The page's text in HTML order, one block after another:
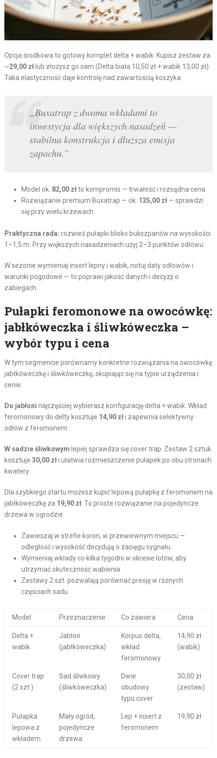
Opcja środkowa to gotowy komplet delta + wabik. Kupisz zestaw za
~29,00 złlub złożysz go sam (Delta biała 10,50 zł + wabik 13,00 zł).
Taka elastyczność daje kontrolę nad zawartością koszyka.
„Buxatrap z dwoma wkładami to
inwestycja dla większych nasadzeń —
stabilna konstrukcja i dłuższa emisja
zapachu.”
Model ok. 82,00 złto kompromis — trwałość i rozsądna cena.
Rozwiązanie premium Buxatrap — ok. 135,00 zł— sprawdzi
się przy wielu krzewach.
Praktyczna rada: rozwieś pułapki blisko bukszpanów na wysokości
1–1,5 m. Przy większych nasadzeniach użyj 2–3 punktów odłowu.
W sezonie wymieniaj insert lepny i wabik, notuj daty odłowów i
warunki pogodowe — to poprawi jakość danych i decyzji o
zabiegach.
Pułapki feromonowe na owocówkę:
jabłkóweczka i śliwkóweczka –
wybór typu i cena
W tym segmencie porównamy konkretne rozwiązania na owocówkę
jabłkóweczkę i śliwkóweczkę, skupiając się na typie urządzenia i
cenie.
Do jabłoni najczęściej wybierasz konfigurację delta + wabik. Wkład
feromonowy do delty kosztuje 14,90 złi zapewnia selektywny
odłów z feromonem.
W sadzie śliwkowym lepiej sprawdza się cover trap. Zestaw 2 sztuk
kosztuje 30,00 złi ułatwia rozmieszczenie pułapek po obu stronach
kwatery.
Dla szybkiego startu możesz kupić lepową pułapkę z feromonem na
jabłkóweczkę za 19,90 zł. To proste rozwiązanie na pojedyncze
drzewa w ogrodzie.
Zawieszaj w strefie koron, w przewiewnym miejscu —
odległość i wysokość decydują o zasięgu sygnału.
Wymieniaj wkłady co kilka tygodni w okresie lotów, aby
utrzymać skuteczność wabienia.
Zestawy 2 szt. pozwalają porównać presję w różnych
częściach sadu.
Model Przeznaczenie Co zawiera Cena
Delta +
wabik
Jabłoń
(jabłkóweczka)
Korpus delta,
wkład
feromonowy
14,90 zł
(wabik)
Cover trap
(2 szt.)
Sad śliwkowy
(śliwkóweczka)
Dwie
obudowy
typu cover
30,00 zł
(zestaw)
Pułapka
lepowa z
wkładem
Mały ogród,
pojedyncze
drzewa
Lep + insert z
feromonem
19,90 zł